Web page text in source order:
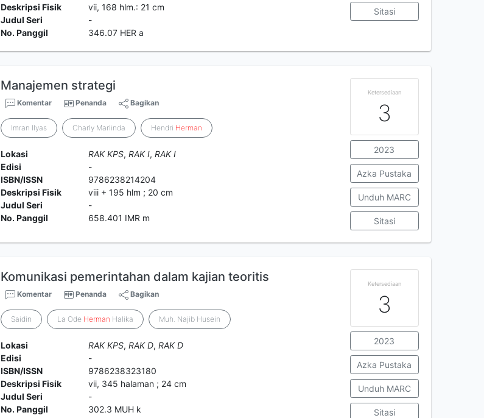
Deskripsi Fisik
vii, 168 hlm.: 21 cm
Judul Seri
-
No. Panggil
346.07 HER a
Sitasi
Manajemen strategi
Komentar Penanda Bagikan
Imran Ilyas Charly Marlinda Hendri Herman
Lokasi RAK KPS, RAK I, RAK I
Edisi
-
ISBN/ISSN
9786238214204
Deskripsi Fisik
viii + 195 hlm ; 20 cm
Judul Seri
-
No. Panggil
658.401 IMR m
Ketersediaan
3
2023
Azka Pustaka
Unduh MARC
Sitasi
Komunikasi pemerintahan dalam kajian teoritis
Komentar Penanda Bagikan
Saidin La Ode Herman Halika Muh. Najib Husein
Lokasi RAK KPS, RAK D, RAK D
Edisi
-
ISBN/ISSN
9786238323180
Deskripsi Fisik
vii, 345 halaman ; 24 cm
Judul Seri
-
No. Panggil
302.3 MUH k
Ketersediaan
3
2023
Azka Pustaka
Unduh MARC
Sitasi